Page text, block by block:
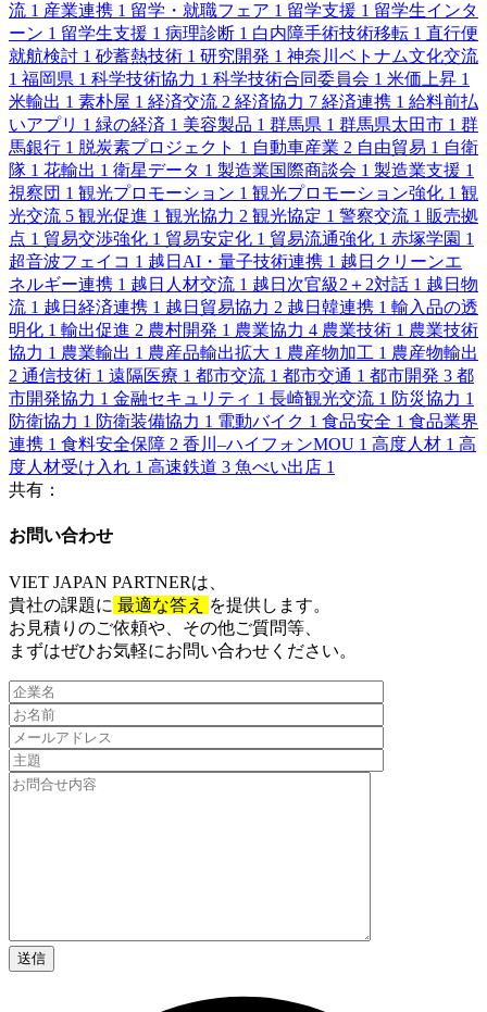
流 1 産業連携 1 留学・就職フェア 1 留学支援 1 留学生インタ
ーン 1 留学生支援 1 病理診断 1 白内障手術技術移転 1 直行便
就航検討 1 砂蓄熱技術 1 研究開発 1 神奈川ベトナム文化交流
1 福岡県 1 科学技術協力 1 科学技術合同委員会 1 米価上昇 1
米輸出 1 素朴屋 1 経済交流 2 経済協力 7 経済連携 1 給料前払
いアプリ 1 緑の経済 1 美容製品 1 群馬県 1 群馬県太田市 1 群
馬銀行 1 脱炭素プロジェクト 1 自動車産業 2 自由貿易 1 自衛
隊 1 花輸出 1 衛星データ 1 製造業国際商談会 1 製造業支援 1
視察団 1 観光プロモーション 1 観光プロモーション強化 1 観
光交流 5 観光促進 1 観光協力 2 観光協定 1 警察交流 1 販売拠
点 1 貿易交渉強化 1 貿易安定化 1 貿易流通強化 1 赤塚学園 1
超音波フェイコ 1 越日AI・量子技術連携 1 越日クリーンエ
ネルギー連携 1 越日人材交流 1 越日次官級2＋2対話 1 越日物
流 1 越日経済連携 1 越日貿易協力 2 越日韓連携 1 輸入品の透
明化 1 輸出促進 2 農村開発 1 農業協力 4 農業技術 1 農業技術
協力 1 農業輸出 1 農産品輸出拡大 1 農産物加工 1 農産物輸出
2 通信技術 1 遠隔医療 1 都市交流 1 都市交通 1 都市開発 3 都
市開発協力 1 金融セキュリティ 1 長崎観光交流 1 防災協力 1
防衛協力 1 防衛装備協力 1 電動バイク 1 食品安全 1 食品業界
連携 1 食料安全保障 2 香川–ハイフォンMOU 1 高度人材 1 高
度人材受け入れ 1 高速鉄道 3 魚べい出店 1
共有：
お問い合わせ​
VIET JAPAN PARTNERは、
貴社の課題に 最適な答え
を提供します。
お見積りのご依頼や、その他ご質問等、​
まずはぜひお気軽にお問い合わせください。​